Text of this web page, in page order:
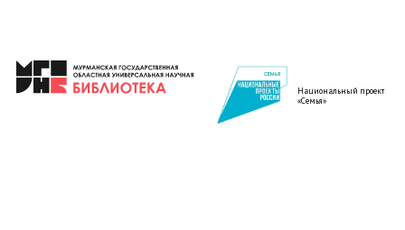
Национальный проект
«Семья»